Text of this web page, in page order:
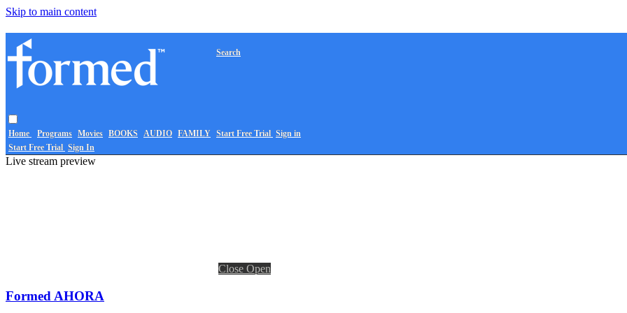
Skip to main content
Home Programs Movies BOOKS AUDIO FAMILY
Search
Start Free Trial Sign in
Start Free Trial Sign In
Live stream preview
Close Open
Formed AHORA